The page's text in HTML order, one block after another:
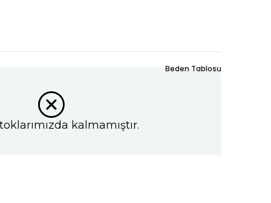
kalmamıştır.
Beden Tablosu